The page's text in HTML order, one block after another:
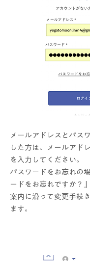
メールアドレスとパス
した方は、メールアド
を入力してください。
パスワードをお忘れの
ードをお忘れですか？
案内に沿って変更手続
ます。